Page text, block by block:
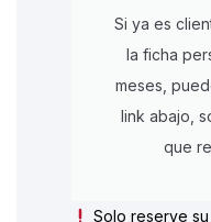
Si ya es
la ficha
meses,
link abajo,
que
Solo reserve